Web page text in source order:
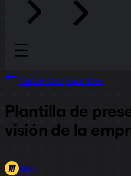
Todas las plantillas
Plantilla de
visión de la
Miro